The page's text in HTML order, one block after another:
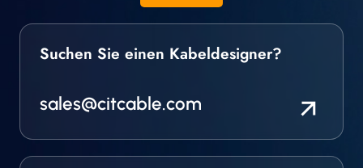
Suchen Sie einen Kabeldesigner?
sales@citcable.com